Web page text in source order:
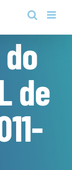
de